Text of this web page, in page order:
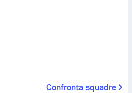
Confronta squadre